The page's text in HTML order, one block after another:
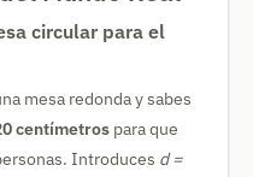
circular para el
mesa redonda y sabes
centímetros para que
Introduces d =